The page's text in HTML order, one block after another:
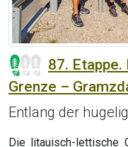
87.
Grenze –
Entlang der
Die litauisch-lettische